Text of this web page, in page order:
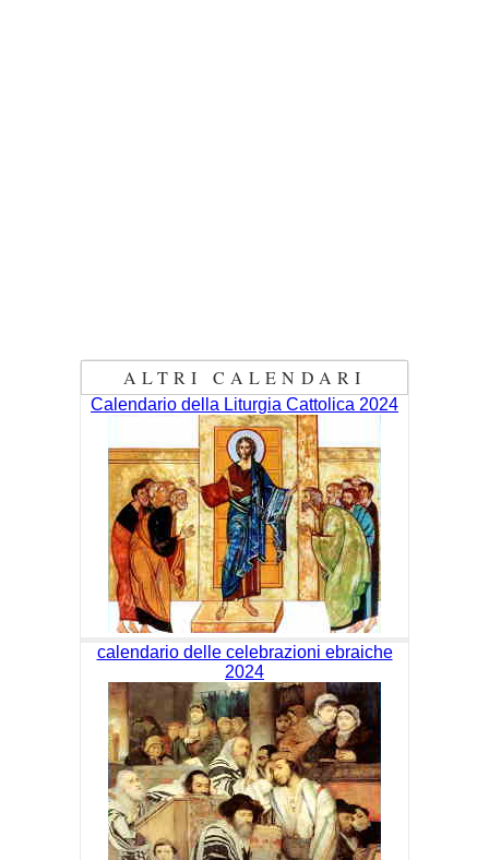
ALTRI CALENDARI
Calendario della Liturgia Cattolica 2024
calendario delle celebrazioni ebraiche
2024